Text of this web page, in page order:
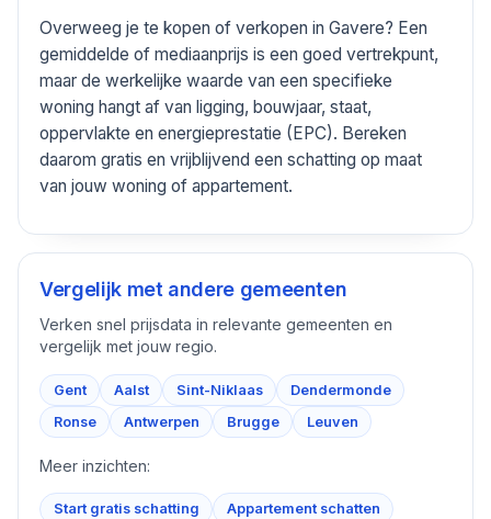
Overweeg je te kopen of verkopen in Gavere? Een
gemiddelde of mediaanprijs is een goed vertrekpunt,
maar de werkelijke waarde van een specifieke
woning hangt af van ligging, bouwjaar, staat,
oppervlakte en energieprestatie (EPC). Bereken
daarom gratis en vrijblijvend een schatting op maat
van jouw woning of appartement.
Vergelijk met andere gemeenten
Verken snel prijsdata in relevante gemeenten en
vergelijk met jouw regio.
Gent Aalst Sint-Niklaas
Dendermonde
Ronse
Antwerpen Brugge Leuven
Meer inzichten:
Start gratis schatting
Appartement schatten